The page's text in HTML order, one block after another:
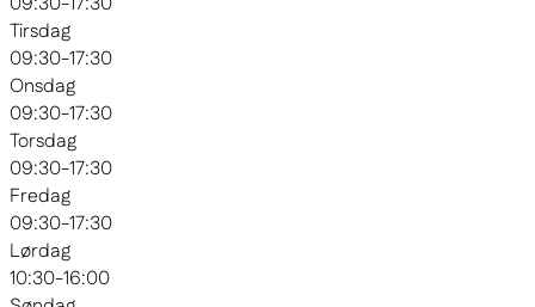
Tirsdag
09:30-17:30
Onsdag
09:30-17:30
Torsdag
09:30-17:30
Fredag
09:30-17:30
Lørdag
10:30-16:00